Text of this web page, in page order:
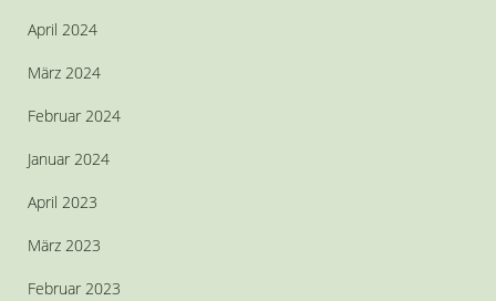
April 2024
März 2024
Februar 2024
Januar 2024
April 2023
März 2023
Februar 2023